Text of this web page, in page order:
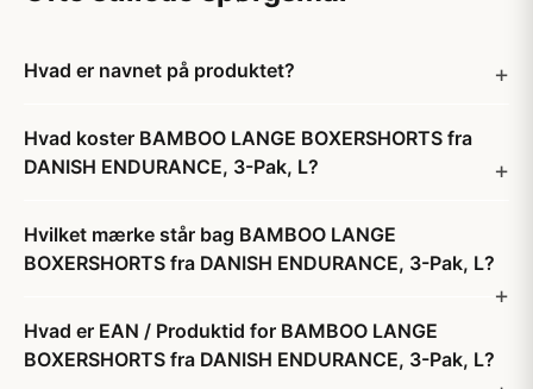
Hvad er navnet på produktet?
Hvad koster BAMBOO LANGE BOXERSHORTS fra
DANISH ENDURANCE, 3-Pak, L?
Hvilket mærke står bag BAMBOO LANGE
BOXERSHORTS fra DANISH ENDURANCE, 3-Pak, L?
Hvad er EAN / Produktid for BAMBOO LANGE
BOXERSHORTS fra DANISH ENDURANCE, 3-Pak, L?